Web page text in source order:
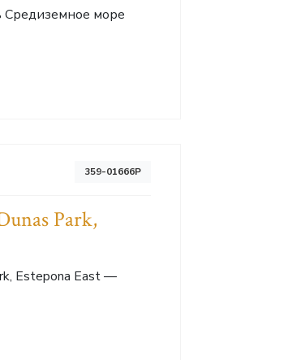
Средиземное море
359-01666P
Park,
Estepona East —